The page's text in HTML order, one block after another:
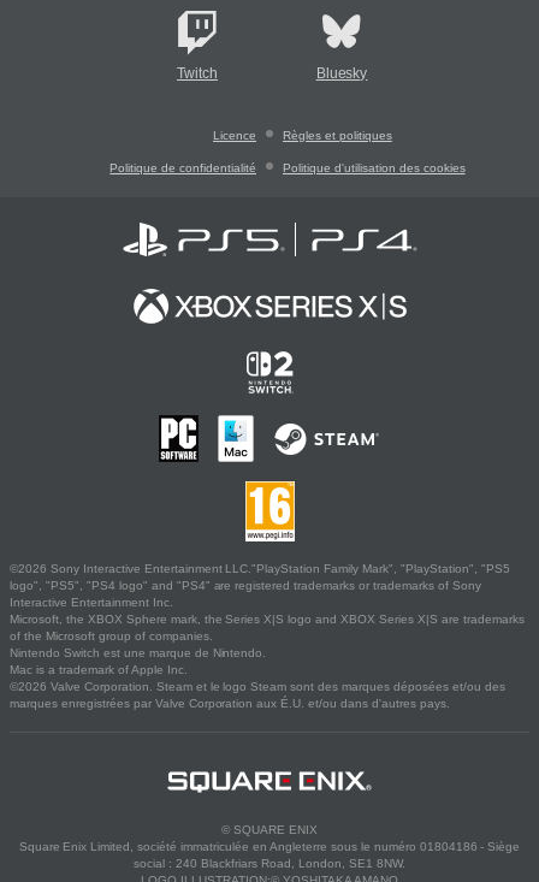
Twitch Bluesky
Licence Règles et politiques
Politique de confidentialité Politique d'utilisation des cookies
©2026 Sony Interactive Entertainment LLC."PlayStation Family Mark", "PlayStation", "PS5
logo", "PS5", "PS4 logo" and "PS4" are registered trademarks or trademarks of Sony
Interactive Entertainment Inc.
Microsoft, the XBOX Sphere mark, the Series X|S logo and XBOX Series X|S are trademarks
of the Microsoft group of companies.
Nintendo Switch est une marque de Nintendo.
Mac is a trademark of Apple Inc.
©2026 Valve Corporation. Steam et le logo Steam sont des marques déposées et/ou des
marques enregistrées par Valve Corporation aux É.U. et/ou dans d'autres pays.
© SQUARE ENIX
Square Enix Limited, société immatriculée en Angleterre sous le numéro 01804186 - Siège
social : 240 Blackfriars Road, London, SE1 8NW.